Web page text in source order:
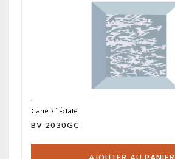
Carré 3¨ Éclaté
BV 2030GC